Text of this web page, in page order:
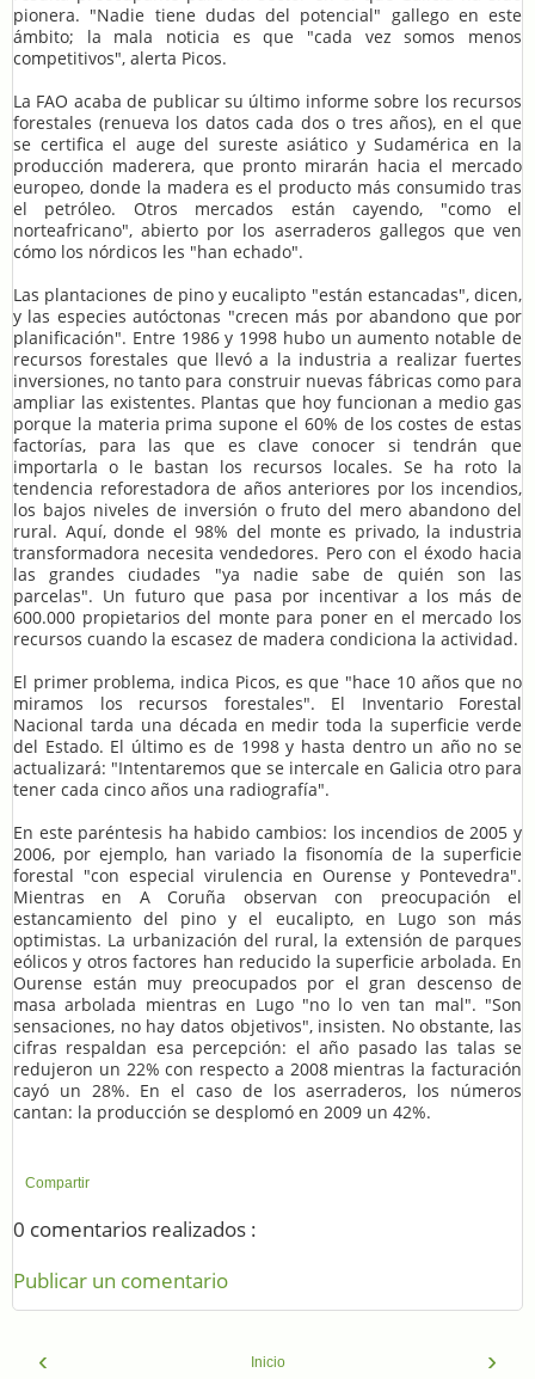
pionera. "Nadie tiene dudas del potencial" gallego en este
ámbito; la mala noticia es que "cada vez somos menos
competitivos", alerta Picos.
La FAO acaba de publicar su último informe sobre los recursos
forestales (renueva los datos cada dos o tres años), en el que
se certifica el auge del sureste asiático y Sudamérica en la
producción maderera, que pronto mirarán hacia el mercado
europeo, donde la madera es el producto más consumido tras
el petróleo. Otros mercados están cayendo, "como el
norteafricano", abierto por los aserraderos gallegos que ven
cómo los nórdicos les "han echado".
Las plantaciones de pino y eucalipto "están estancadas", dicen,
y las especies autóctonas "crecen más por abandono que por
planificación". Entre 1986 y 1998 hubo un aumento notable de
recursos forestales que llevó a la industria a realizar fuertes
inversiones, no tanto para construir nuevas fábricas como para
ampliar las existentes. Plantas que hoy funcionan a medio gas
porque la materia prima supone el 60% de los costes de estas
factorías, para las que es clave conocer si tendrán que
importarla o le bastan los recursos locales. Se ha roto la
tendencia reforestadora de años anteriores por los incendios,
los bajos niveles de inversión o fruto del mero abandono del
rural. Aquí, donde el 98% del monte es privado, la industria
transformadora necesita vendedores. Pero con el éxodo hacia
las grandes ciudades "ya nadie sabe de quién son las
parcelas". Un futuro que pasa por incentivar a los más de
600.000 propietarios del monte para poner en el mercado los
recursos cuando la escasez de madera condiciona la actividad.
El primer problema, indica Picos, es que "hace 10 años que no
miramos los recursos forestales". El Inventario Forestal
Nacional tarda una década en medir toda la superficie verde
del Estado. El último es de 1998 y hasta dentro un año no se
actualizará: "Intentaremos que se intercale en Galicia otro para
tener cada cinco años una radiografía".
En este paréntesis ha habido cambios: los incendios de 2005 y
2006, por ejemplo, han variado la fisonomía de la superficie
forestal "con especial virulencia en Ourense y Pontevedra".
Mientras en A Coruña observan con preocupación el
estancamiento del pino y el eucalipto, en Lugo son más
optimistas. La urbanización del rural, la extensión de parques
eólicos y otros factores han reducido la superficie arbolada. En
Ourense están muy preocupados por el gran descenso de
masa arbolada mientras en Lugo "no lo ven tan mal". "Son
sensaciones, no hay datos objetivos", insisten. No obstante, las
cifras respaldan esa percepción: el año pasado las talas se
redujeron un 22% con respecto a 2008 mientras la facturación
cayó un 28%. En el caso de los aserraderos, los números
cantan: la producción se desplomó en 2009 un 42%.
Compartir
0 comentarios realizados :
Publicar un comentario
‹ ›
Inicio